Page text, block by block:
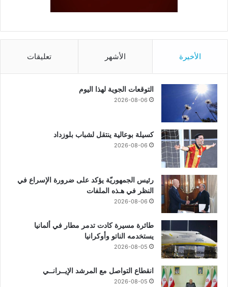
الأخيرة الأشهر تعليقات
التوقعات الجوية لهذا اليوم
2026-08-06
كسيلة بوعالية ينتقل لشباب بلوزداد
2026-08-06
رئيس الجمهوريّة يؤكد على ضرورة الإسراع في
النظر في هـذه الملفات
2026-08-06
طائرة مسيرة كادت تدمر مطار في ألمانيا
يستخدمه الناتو وأوكرانيا
2026-08-05
انقطاع التواصل مع المرشد الإيــرانــي
2026-08-05